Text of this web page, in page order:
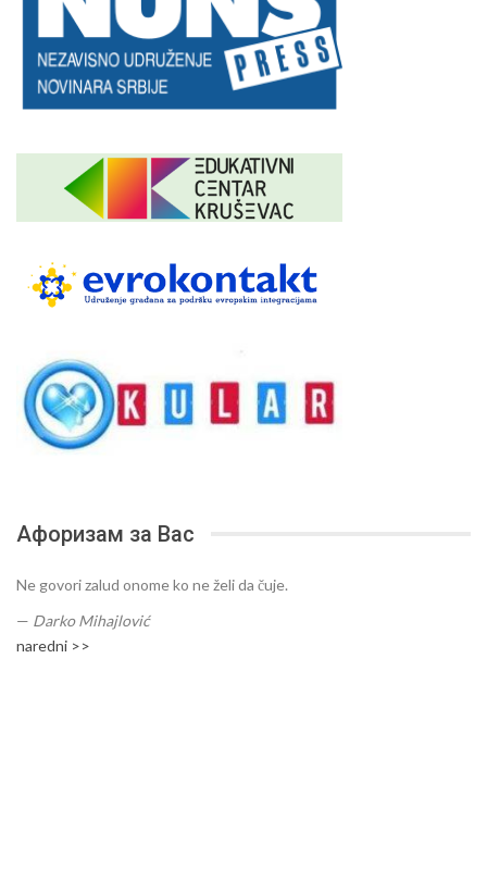
Афоризам за Вас
Ne govori zalud onome ko ne želi da čuje.
— Darko Mihajlović
naredni >>